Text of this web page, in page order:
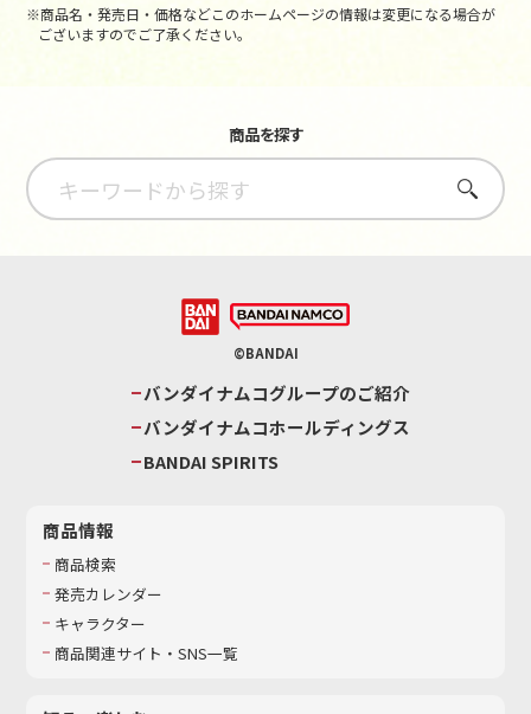
※商品名・発売日・価格などこのホームページの情報は変更になる場合が
ございますのでご了承ください。
商品を探す
さがす
©BANDAI
バンダイナムコグループのご紹介
バンダイナムコホールディングス
BANDAI SPIRITS
商品情報
商品検索
発売カレンダー
キャラクター
商品関連サイト・SNS一覧